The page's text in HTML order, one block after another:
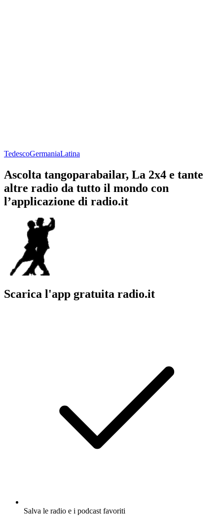
TedescoGermaniaLatina
Ascolta tangoparabailar, La 2x4 e tante
altre radio da tutto il mondo con
l’applicazione di radio.it
Scarica l'app gratuita radio.it
Salva le radio e i podcast favoriti